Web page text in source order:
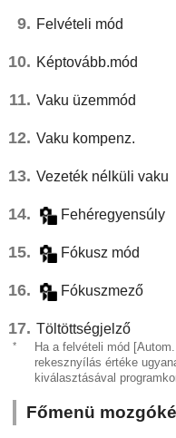
Felvételi mód
Képtovább.mód
Vaku üzemmód
Vaku kompenz.
Vezeték nélküli vaku
Fehéregyensúly
Fókusz mód
Fókuszmező
Töltöttségjelző
* Ha a felvételi mód
rekesznyílás értéke
kiválasztásával
Főmenü